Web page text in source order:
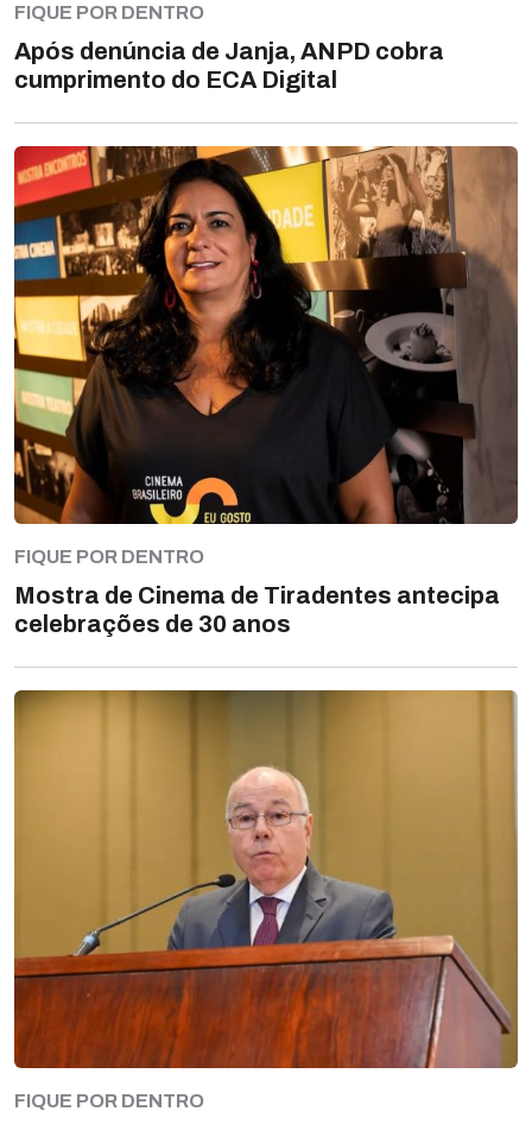
FIQUE POR DENTRO
Após denúncia de Janja, ANPD cobra
cumprimento do ECA Digital
FIQUE POR DENTRO
Mostra de Cinema de Tiradentes antecipa
celebrações de 30 anos
FIQUE POR DENTRO